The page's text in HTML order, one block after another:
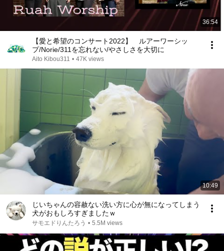
36:54
【愛と希望のコンサート2022】 ルアーワーシッ
プ/Norie/311を忘れない/やさしさを大切に
Aito Kibou311 • 47K views
10:49
じいちゃんの容赦ない洗い方に心が無になってしまう
犬がおもしろすぎましたｗ
サモエドりんたろう • 5.5M views